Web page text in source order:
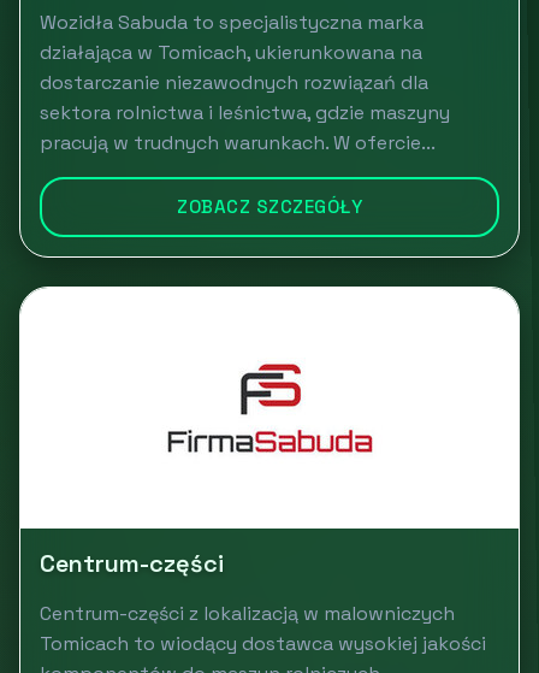
Wozidła Sabuda to specjalistyczna marka
działająca w Tomicach, ukierunkowana na
dostarczanie niezawodnych rozwiązań dla
sektora rolnictwa i leśnictwa, gdzie maszyny
pracują w trudnych warunkach. W ofercie...
ZOBACZ SZCZEGÓŁY
Centrum-części
Centrum-części z lokalizacją w malowniczych
Tomicach to wiodący dostawca wysokiej jakości